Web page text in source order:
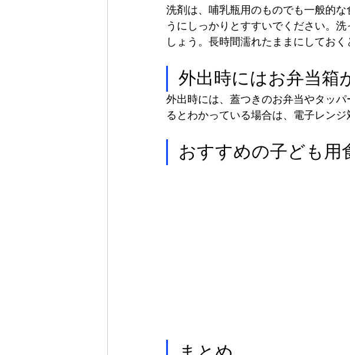
洗剤は、哺乳瓶用のものでも一般的
うにしっかりとすすいでください。
しょう。長時間濡れたままにしておく
外出時にはお弁当箱
外出時には、蓋つきのお弁当やタッ
るとわかっている場合は、電子レン
おすすめの子ども用